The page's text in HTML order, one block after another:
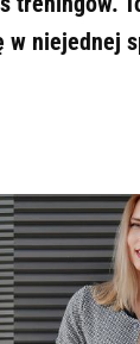
w niejednej